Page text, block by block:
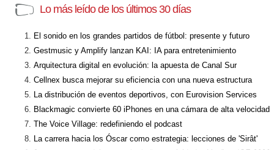
Lo más leído de los últimos 30 días
El sonido en los grandes partidos de fútbol: presente y futuro
Gestmusic y Amplify lanzan KAI: IA para entretenimiento
Arquitectura digital en evolución: la apuesta de Canal Sur
Cellnex busca mejorar su eficiencia con una nueva estructura
La distribución de eventos deportivos, con Eurovision Services
Blackmagic convierte 60 iPhones en una cámara de alta velocidad
The Voice Village: redefiniendo el podcast
La carrera hacia los Óscar como estrategia: lecciones de 'Sirât'